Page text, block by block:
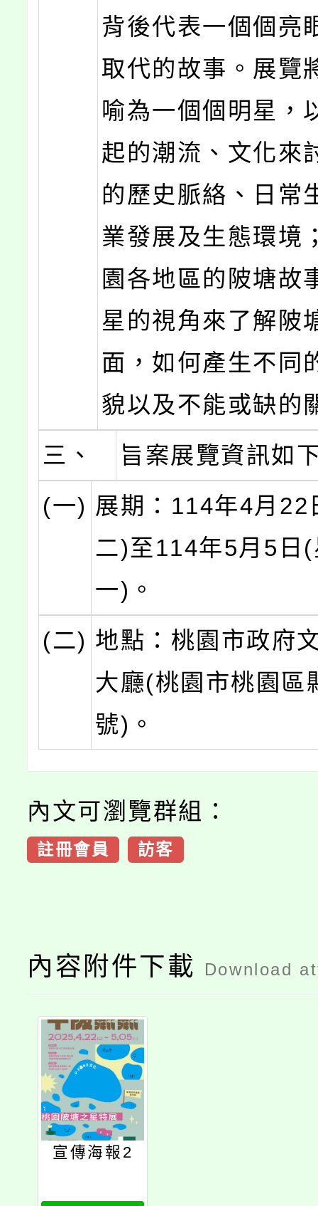
背後代表一個個亮
取代的故事。展覽
喻為一個個明星，
起的潮流、文化來
的歷史脈絡、日常
業發展及生態環境
園各地區的陂塘故
星的視角來了解陂
面，如何產生不同
貌以及不能或缺的
三、
旨案展覽資訊如
(一) 展期：114年4月22
二)至114年5月5日
一)。
(二) 地點：桃園市政府
大廳(桃園市桃園區
號)。
內文可瀏覽群組：
註冊會員 訪客
內容附件下載 Download
宣傳海報2